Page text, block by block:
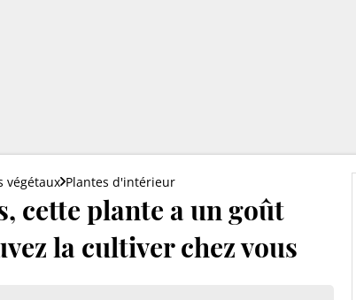
végétaux Plantes d'intérieur
cette plante a un goût
la cultiver chez vous